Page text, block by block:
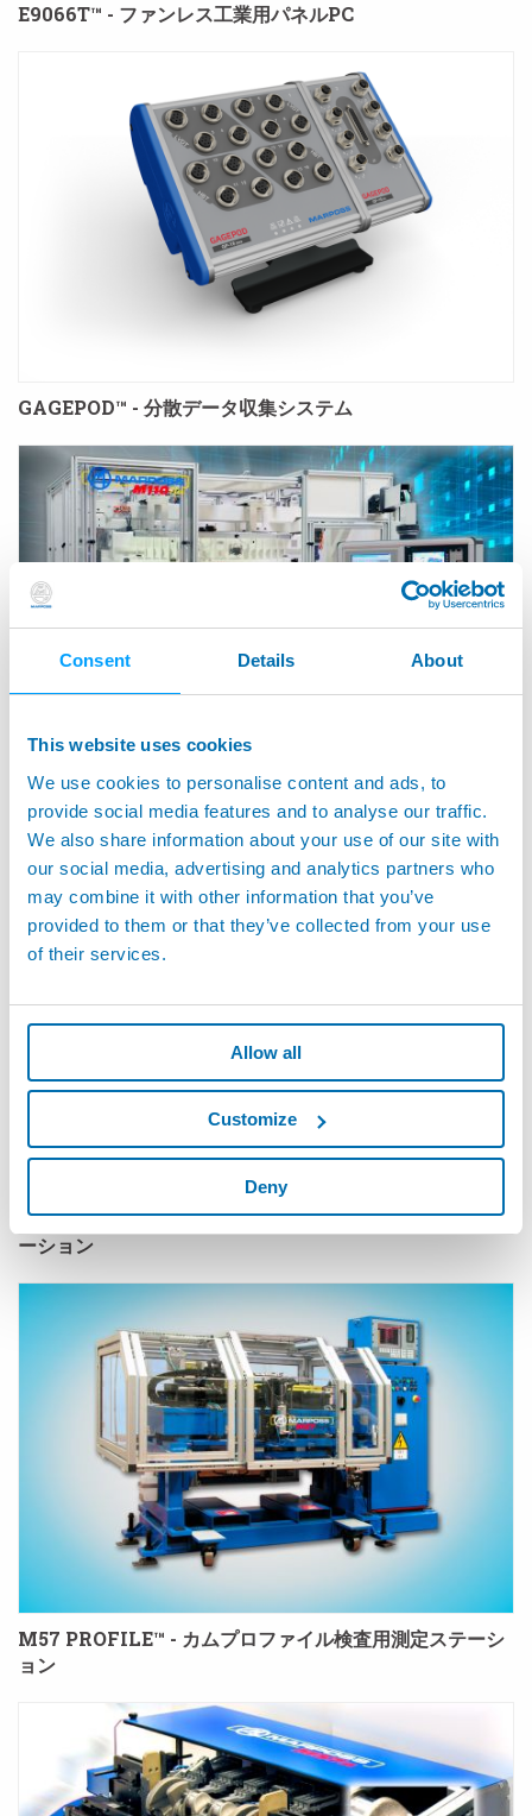
Consent Details About
This website uses cookies
We use cookies to personalise content and ads, to
provide social media features and to analyse our traffic.
We also share information about your use of our site with
our social media, advertising and analytics partners who
may combine it with other information that you’ve
provided to them or that they’ve collected from your use
of their services.
Allow all
Customize
Deny
E9066T™ - ファンレス工業用パネルPC
GAGEPOD™ - 分散データ収集システム
M110 FLEX™ - M110 OPTOFLEX™ - クランクシャフト
とカムシャフトのフレキシブル測定
M110 PROFILE™ - カムプロファイル検査用自動測定ステ
ーション
M57 PROFILE™ - カムプロファイル検査用測定ステーシ
ョン